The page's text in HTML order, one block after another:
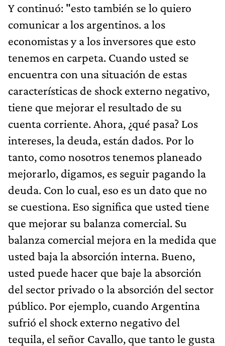
Y continuó: "esto también se lo quiero
comunicar a los argentinos. a los
economistas y a los inversores que esto
tenemos en carpeta. Cuando usted se
encuentra con una situación de estas
características de shock externo negativo,
tiene que mejorar el resultado de su
cuenta corriente. Ahora, ¿qué pasa? Los
intereses, la deuda, están dados. Por lo
tanto, como nosotros tenemos planeado
mejorarlo, digamos, es seguir pagando la
deuda. Con lo cual, eso es un dato que no
se cuestiona. Eso significa que usted tiene
que mejorar su balanza comercial. Su
balanza comercial mejora en la medida que
usted baja la absorción interna. Bueno,
usted puede hacer que baje la absorción
del sector privado o la absorción del sector
público. Por ejemplo, cuando Argentina
sufrió el shock externo negativo del
tequila, el señor Cavallo, que tanto le gusta